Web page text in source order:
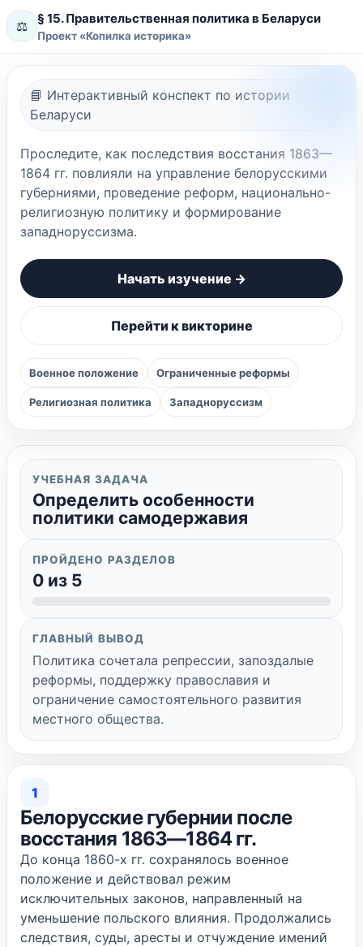
⚖️ § 15. Правительственная политика в Беларуси
Проект «Копилка историка»
📘 Интерактивный конспект по истории
Беларуси
Проследите, как последствия восстания 1863—
1864 гг. повлияли на управление белорусскими
губерниями, проведение реформ, национально-
религиозную политику и формирование
западноруссизма.
Начать изучение →
Перейти к викторине
Военное положение Ограниченные реформы
Религиозная политика Западноруссизм
УЧЕБНАЯ ЗАДАЧА
Определить особенности
политики самодержавия
ПРОЙДЕНО РАЗДЕЛОВ
0 из 5
ГЛАВНЫЙ ВЫВОД
Политика сочетала репрессии, запоздалые
реформы, поддержку православия и
ограничение самостоятельного развития
местного общества.
1
Белорусские губернии после
восстания 1863—1864 гг.
До конца 1860-х гг. сохранялось военное
положение и действовал режим
исключительных законов, направленный на
уменьшение польского влияния. Продолжались
следствия, суды, аресты и отчуждение имений